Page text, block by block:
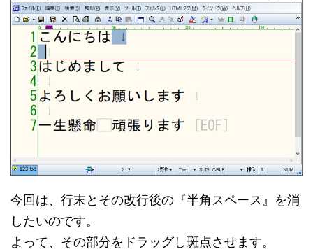
今回は、行末とその改行後の『半角スペース』を消
したいのです。
よって、その部分をドラッグし斑点させます。